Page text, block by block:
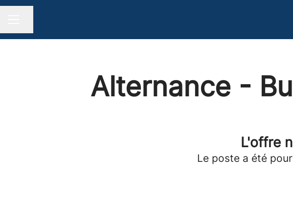
Alternance -
L'offre
Le poste a été